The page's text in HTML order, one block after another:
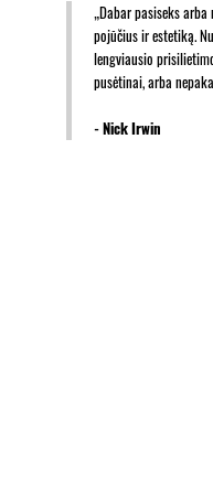
„Dabar pasiseks
pojūčius ir estetiką.
lengviausio
pusėtinai, arba
- Nick Irwin